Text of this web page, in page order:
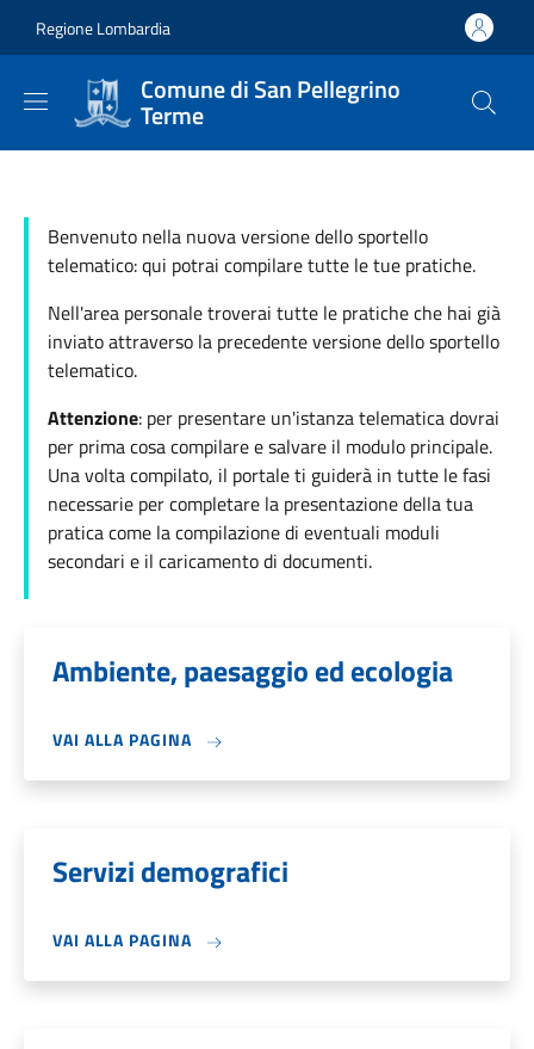
Regione Lombardia
Comune di San Pellegrino
Terme
Benvenuto nella nuova versione dello sportello
telematico: qui potrai compilare tutte le tue pratiche.
Nell'area personale troverai tutte le pratiche che hai già
inviato attraverso la precedente versione dello sportello
telematico.
Attenzione: per presentare un'istanza telematica dovrai
per prima cosa compilare e salvare il modulo principale.
Una volta compilato, il portale ti guiderà in tutte le fasi
necessarie per completare la presentazione della tua
pratica come la compilazione di eventuali moduli
secondari e il caricamento di documenti.
Ambiente, paesaggio ed ecologia
VAI ALLA PAGINA
Servizi demografici
VAI ALLA PAGINA